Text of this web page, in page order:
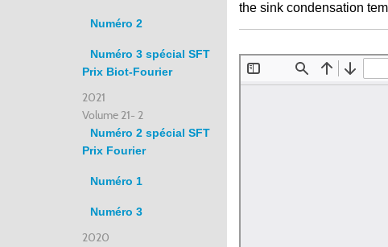
Numéro 2
Numéro 3 spécial SFT
Prix Biot-Fourier
2021
Volume 21- 2
Numéro 2 spécial SFT
Prix Fourier
Numéro 1
Numéro 3
2020
the sink condensation